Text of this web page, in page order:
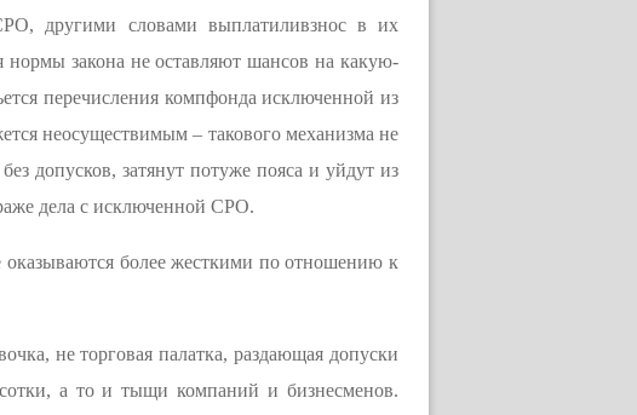
другими словами выплатиливзнос в их
закона не оставляют шансов на какую-
перечисления компфонда исключенной из
неосуществимым – такового механизма не
допусков, затянут потуже пояса и уйдут из
дела с исключенной СРО.
более жесткими по отношению к
не торговая палатка, раздающая допуски
а то и тыщи компаний и бизнесменов.